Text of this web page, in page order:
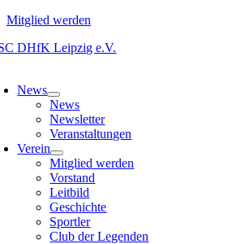
Mitglied werden
Zum
News
News
Newsletter
Veranstaltungen
Verein
Mitglied werden
Vorstand
Leitbild
Geschichte
Sportler
Club der Legenden